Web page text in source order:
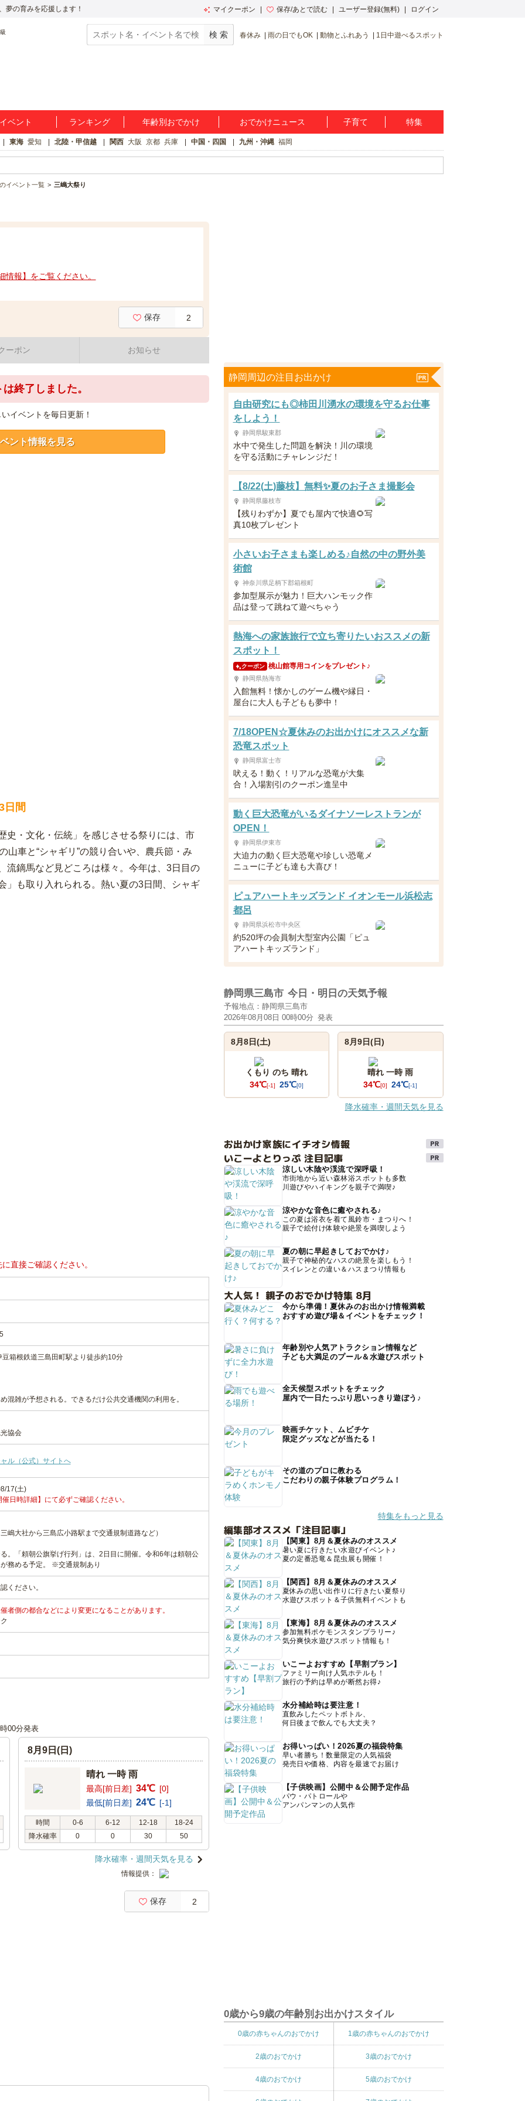
夢の育みを応援します！ マイクーポン 保存/あとで読む ユーザー登録(無料) ログイン
春休み 雨の日でもOK 動物とふれあう 1日中遊べるスポット
ベント ランキング 年齢別おでかけ おでかけニュース 子育て 特集
東海 愛知 北陸・甲信越 関西 大阪 京都 兵庫 中国・四国 九州・沖縄 福岡
イベント一覧 三嶋大祭り
報】をご覧ください。
保存 2
ーポン お知らせ
終了しました。
イベントを毎日更新！
ント情報を見る
日間
史・文化・伝統」を感じさせる祭りには、市
車と“シャギリ”の競り合いや、農兵節・み
流鏑馬など見どころは様々。今年は、3日目の
」も取り入れられる。熱い夏の3日間、シャギ
直接ご確認ください。
箱根鉄道三島田町駅より徒歩約10分
混雑が予想される。できるだけ公共交通機関の利用を。
協会
ル（公式）サイトへ
17(土)
日時詳細】にて必ずご確認ください。
嶋大社から三島広小路駅まで交通規制道路など）
。「頼朝公旗挙げ行列」は、2日目に開催。令和6年は頼朝公
務める予定。 ※交通規制あり
ください。
者側の都合などにより変更になることがあります。
00分発表
8月9日(日)
晴れ 一時 雨
最高[前日差] 34℃ [0]
最低[前日差] 24℃ [-1]
時間 0-6 6-12 12-18
18-24
降水確率
0 0 30 50
降水確率・週間天気を見る
情報提供：
保存 2
静岡周辺の注目お出かけ
自由研究にも◎柿田川湧水の環境を守るお仕事
をしよう！
静岡県駿東郡
水中で発生した問題を解決！川の環境
を守る活動にチャレンジだ！
【8/22(土)藤枝】無料✨夏のお子さま撮影会
静岡県藤枝市
【残りわずか】夏でも屋内で快適🌻写
真10枚プレゼント
小さいお子さまも楽しめる♪自然の中の野外美
術館
神奈川県足柄下郡箱根町
参加型展示が魅力！巨大ハンモック作
品は登って跳ねて遊べちゃう
熱海への家族旅行で立ち寄りたいおススメの新
スポット！
クーポン 桃山館専用コインをプレゼント♪
静岡県熱海市
入館無料！懐かしのゲーム機や縁日・
屋台に大人も子どもも夢中！
7/18OPEN☆夏休みのお出かけにオススメな新
恐竜スポット
静岡県富士市
吠える！動く！リアルな恐竜が大集
合！入場割引のクーポン進呈中
動く巨大恐竜がいるダイナソーレストランが
OPEN！
静岡県伊東市
大迫力の動く巨大恐竜や珍しい恐竜メ
ニューに子ども達も大喜び！
ピュアハートキッズランド イオンモール浜松志
都呂
静岡県浜松市中央区
約520坪の会員制大型室内公園「ピュ
アハートキッズランド」
静岡県三島市 今日・明日の天気予報
予報地点：静岡県三島市
2026年08月08日 00時00分 発表
8月8日(土)
くもり のち 晴れ
34℃[-1] 25℃[0]
8月9日(日)
晴れ 一時 雨
34℃[0] 24℃[-1]
降水確率・週間天気を見る
お出かけ家族にイチオシ情報
いこーよとりっぷ 注目記事
涼しい木陰や渓流で深呼吸！
市街地から近い森林浴スポットも多数
川遊びやハイキングを親子で満喫♪
涼やかな音色に癒やされる♪
この夏は浴衣を着て風鈴市・まつりへ！
親子で絵付け体験や絶景を満喫しよう
夏の朝に早起きしておでかけ♪
親子で神秘的なハスの絶景を楽しもう！
スイレンとの違い＆ハスまつり情報も
大人気！ 親子のおでかけ特集 8月
今から準備！夏休みのお出かけ情報満載
おすすめ遊び場＆イベントをチェック！
年齢別や人気アトラクション情報など
子ども大満足のプール＆水遊びスポット
全天候型スポットをチェック
屋内で一日たっぷり思いっきり遊ぼう♪
映画チケット、ムビチケ
限定グッズなどが当たる！
その道のプロに教わる
こだわりの親子体験プログラム！
特集をもっと見る
編集部オススメ「注目記事」
【関東】8月＆夏休みのオススメ
暑い夏に行きたい水遊びイベント♪
夏の定番恐竜＆昆虫展も開催！
【関西】8月＆夏休みのオススメ
夏休みの思い出作りに行きたい夏祭り
水遊びスポット＆子供無料イベントも
【東海】8月＆夏休みのオススメ
参加無料ポケモンスタンプラリー♪
気分爽快水遊びスポット情報も！
いこーよおすすめ【早割プラン】
ファミリー向け人気ホテルも！
旅行の予約は早めが断然お得♪
水分補給時は要注意！
直飲みしたペットボトル、
何日後まで飲んでも大丈夫？
お得いっぱい！2026夏の福袋特集
早い者勝ち！数量限定の人気福袋
発売日や価格、内容を最速でお届け
【子供映画】公開中＆公開予定作品
パウ・パトロールや
アンパンマンの人気作
0歳から9歳の年齢別お出かけスタイル
0歳の赤ちゃんのおでかけ 1歳の赤ちゃんのおでかけ
2歳のおでかけ 3歳のおでかけ
4歳のおでかけ 5歳のおでかけ